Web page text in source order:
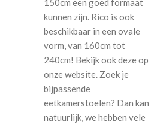
150cm een goed formaat
kunnen zijn. Rico is ook
beschikbaar in een ovale
vorm, van 160cm tot
240cm! Bekijk ook deze op
onze website. Zoek je
bijpassende
eetkamerstoelen? Dan kan
natuurlijk, we hebben vele